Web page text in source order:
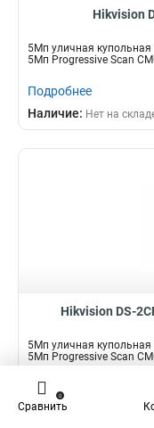
Hikvision
5Мп уличная купольная
5Мп Progressive Scan
Подробнее
Наличие: Нет на
Hikvision DS-
5Мп уличная купольная
5Мп Progressive Scan
Наличие: Нет на
Сравнить
0